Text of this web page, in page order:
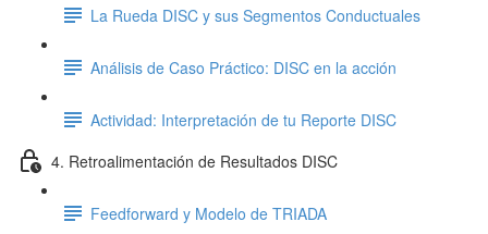
La Rueda DISC y sus Segmentos Conductuales
Análisis de Caso Práctico: DISC en la acción
Actividad: Interpretación de tu Reporte DISC
4. Retroalimentación de Resultados DISC
Feedforward y Modelo de TRIADA